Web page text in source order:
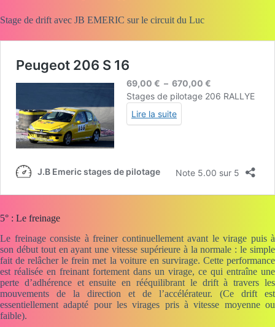
Stage de drift avec JB EMERIC sur le circuit du Luc
5° : Le freinage
Le freinage consiste à freiner continuellement avant le virage puis à
son début tout en ayant une vitesse supérieure à la normale : le simple
fait de relâcher le frein met la voiture en survirage. Cette performance
est réalisée en freinant fortement dans un virage, ce qui entraîne une
perte d’adhérence et ensuite en rééquilibrant le drift à travers les
mouvements de la direction et de l’accélérateur. (Ce drift est
essentiellement adapté pour les virages pris à vitesse moyenne ou
faible).